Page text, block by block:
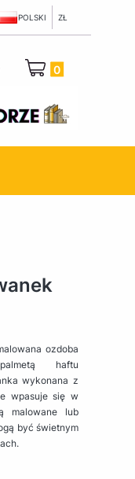
POLSKI ZŁ
Produkty w
ozdoba
haftu
wykonana z
wpasuje się w
malowane lub
być świetnym